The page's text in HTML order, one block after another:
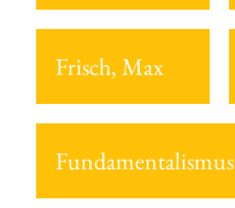
Frisch, Max
Fundamentalismus